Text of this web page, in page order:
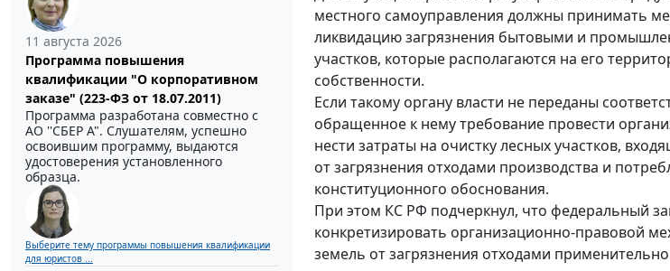
11 августа 2026
Программа повышения
квалификации "О корпоративном
заказе" (223-ФЗ от 18.07.2011)
Программа разработана совместно с
АО ''СБЕР А". Слушателям, успешно
освоившим программу, выдаются
удостоверения установленного
образца.
Выберите тему программы повышения квалификации
для юристов ...
местного самоуправления должны принимать
ликвидацию загрязнения бытовыми и
участков, которые располагаются на его
собственности.
Если такому органу власти не переданы
обращенное к нему требование провести
нести затраты на очистку лесных участков,
от загрязнения отходами производства и
конституционного обоснования.
При этом КС РФ подчеркнул, что федеральный
конкретизировать организационно-правовой
земель от загрязнения отходами